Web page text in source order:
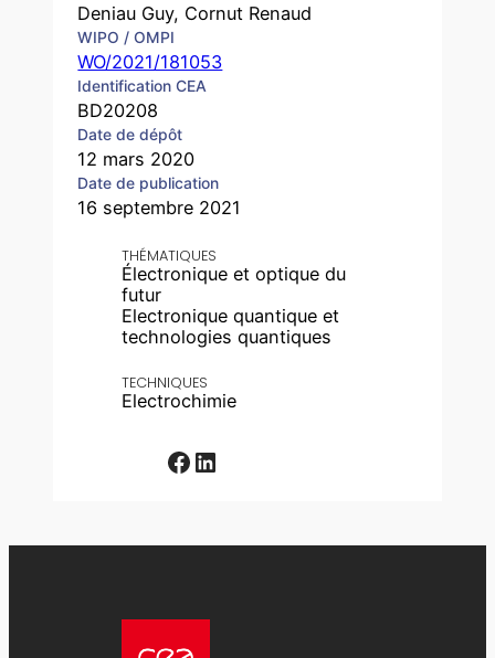
Deniau Guy, Cornut Renaud
WIPO / OMPI
WO/2021/181053
Identification CEA
BD20208
Date de dépôt
12 mars 2020
Date de publication
16 septembre 2021
THÉMATIQUES
Électronique et optique du
futur
Electronique quantique et
technologies quantiques
TECHNIQUES
Electrochimie
Facebook LinkedIn